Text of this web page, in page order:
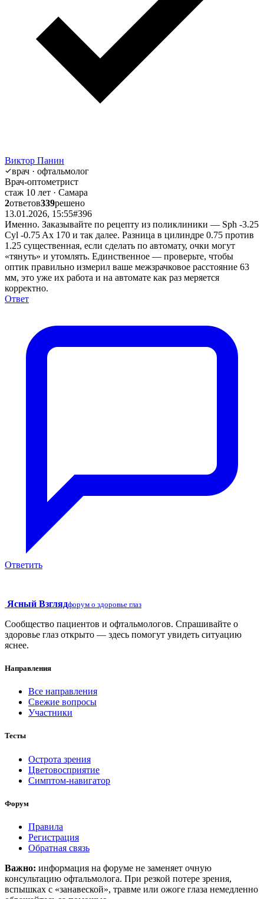
Виктор Панин
врач · офтальмолог
Врач-оптометрист
стаж 10 лет · Самара
2ответов339решено
13.01.2026, 15:55#396
Именно. Заказывайте по рецепту из поликлиники — Sph -3.25
Cyl -0.75 Ax 170 и так далее. Разница в цилиндре 0.75 против
1.25 существенная, если сделать по автомату, очки могут
«тянуть» и утомлять. Единственное — проверьте, чтобы
оптик правильно измерил ваше межзрачковое расстояние 63
мм, это уже их работа и на автомате как раз меряется
корректно.
Ответ
Ответить
Ясный Взглядфорум о здоровье глаз
Сообщество пациентов и офтальмологов. Спрашивайте о
здоровье глаз открыто — здесь помогут увидеть ситуацию
яснее.
Направления
Все направления
Свежие вопросы
Участники
Тесты
Острота зрения
Цветовосприятие
Симптом-навигатор
Форум
Правила
Регистрация
Обратная связь
Важно: информация на форуме не заменяет очную
консультацию офтальмолога. При резкой потере зрения,
вспышках с «занавеской», травме или ожоге глаза немедленно